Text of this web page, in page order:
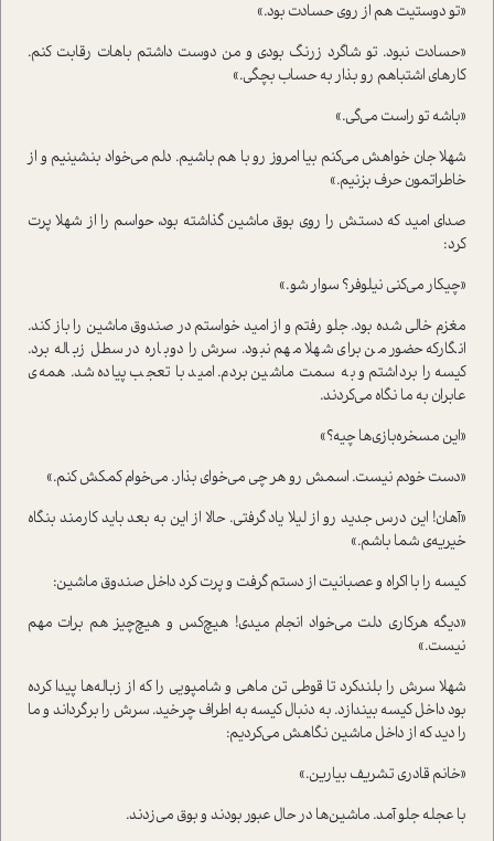
«تو دوستیت هم از روی حسادت بود.»
«حسادت نبود. تو شاگرد زرنگ بودی و من دوست داشتم باهات رقابت کنم.
کارهای اشتباهم رو بذار به حساب بچگی.»
«باشه تو راست می‌گی.»
شهلا جان خواهش می‌کنم بیا امروز رو با هم باشیم. دلم می‌خواد بنشینیم و از
خاطراتمون حرف بزنیم.»
صدای امید که دستش را روی بوق ماشین گذاشته بود، حواسم را از شهلا پرت
کرد:
«چیکار می‌کنی نیلوفر؟ سوار شو.»
مغزم خالی شده بود. جلو رفتم و از امید خواستم در صندوق ماشین را باز کند.
انگارکه حضور من برای شهلا مهم نبود. سرش را دوباره در سطل زباله برد.
کیسه را برداشتم و به سمت ماشین بردم. امید با تعجب پیاده شد. همه‌ی
عابران به ما نگاه می‌کردند.
«این مسخره‌بازی‌ها چیه؟»
«دست خودم نیست. اسمش رو هر چی می‌خوای بذار. می‌خوام کمکش کنم.»
«آهان! این درس جدید رو از لیلا یاد گرفتی. حالا از این به بعد باید کارمند بنگاه
خیریه‌ی شما باشم.»
کیسه را با اکراه و عصبانیت از دستم گرفت و پرت کرد داخل صندوق ماشین:
«دیگه هرکاری دلت می‌خواد انجام میدی! هیچ‌کس و هیچ‌چیز هم برات مهم
نیست.»
شهلا سرش را بلندکرد تا قوطی تن ماهی و شامپویی را که از زباله‌ها پیدا کرده
بود داخل کیسه بیندازد. به دنبال کیسه به اطراف چرخید. سرش را برگرداند و ما
را دید که از داخل ماشین نگاهش می‌کردیم:
«خانم قادری تشریف بیارین.»
با عجله جلو آمد. ماشین‌ها در حال عبور بودند و بوق می‌زدند.